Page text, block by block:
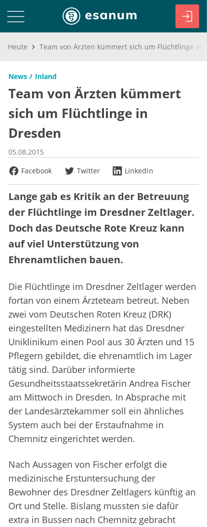
Heute
News Inland
Team von Ärzten kümmert
sich um Flüchtlinge in
Dresden
05.08.2015
Facebook
Twitter LinkedIn
Lange gab es Kritik an der Betreuung
der Flüchtlinge im Dresdner Zeltlager.
Doch das Deutsche Rote Kreuz kann
auf viel Unterstützung von
Ehrenamtlichen bauen.
Die Flüchtlinge im Dresdner Zeltlager werden
fortan von einem Ärzteteam betreut. Neben
zwei vom Deutschen Roten Kreuz (DRK)
eingestellten Medizinern hat das Dresdner
Uniklinikum einen Pool aus 30 Ärzten und 15
Pflegern gebildet, die ehrenamtlich im Lager
tätig sind. Darüber informierte
Gesundheitsstaatssekretärin Andrea Fischer
am Mittwoch in Dresden. In Absprache mit
der Landesärztekammer soll ein ähnliches
System auch bei der Erstaufnahme in
Chemnitz eingerichtet werden.
Nach Aussagen von Fischer erfolgt die
medizinische Erstuntersuchung der
Bewohner des Dresdner Zeltlagers künftig an
Ort und Stelle. Bislang mussten sie dafür
extra in Bussen nach Chemnitz gebracht